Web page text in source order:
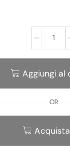
Aggiungi al
OR